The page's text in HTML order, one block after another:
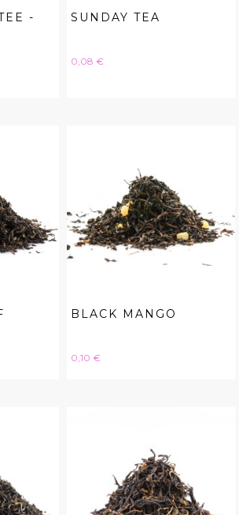
-
SUNDAY TEA
Hinta
0,08 €
BLACK MANGO
Hinta
0,10 €